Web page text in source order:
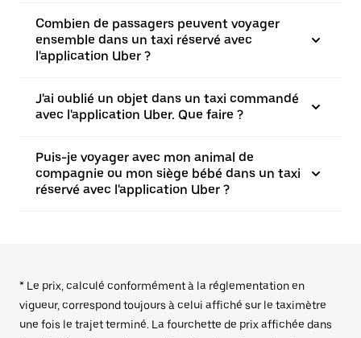
Combien de passagers peuvent voyager
ensemble dans un taxi réservé avec
l'application Uber ?
J'ai oublié un objet dans un taxi commandé
avec l'application Uber. Que faire ?
Puis-je voyager avec mon animal de
compagnie ou mon siège bébé dans un taxi
réservé avec l'application Uber ?
* Le prix, calculé conformément à la réglementation en
vigueur, correspond toujours à celui affiché sur le taximètre
une fois le trajet terminé. La fourchette de prix affichée dans